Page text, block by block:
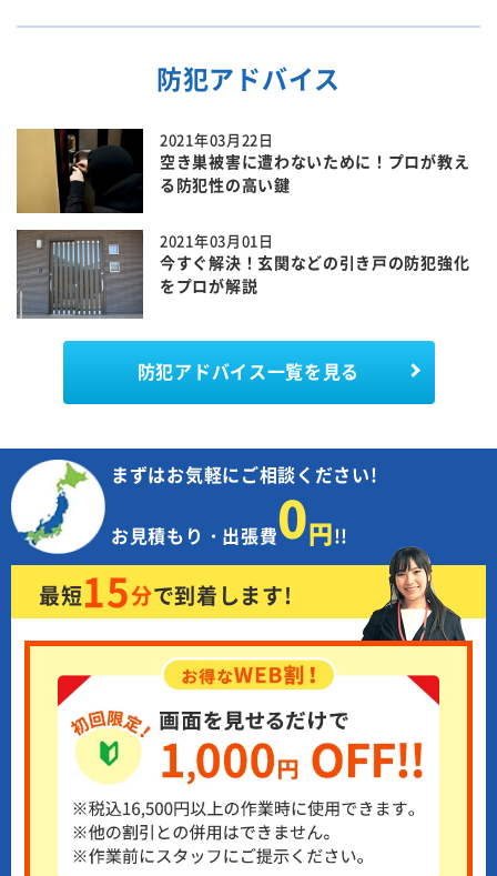
防犯アドバイス
2021年03月22日
空き巣被害に遭わないために！プロが教え
る防犯性の高い鍵
2021年03月01日
今すぐ解決！玄関などの引き戸の防犯強化
をプロが解説
防犯アドバイス一覧を見る
まずはお気軽にご相談ください!
お見積もり・出張費0円!!
最短15分で到着します!